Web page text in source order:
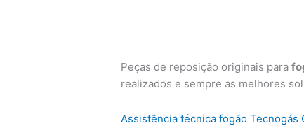
Peças de reposição originais para
realizados e sempre as melhores
Assistência técnica fogão Tecnogás